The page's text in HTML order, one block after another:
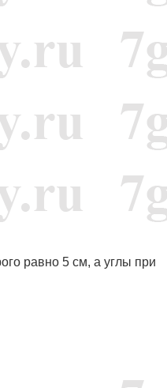
равно 5 см, а углы при